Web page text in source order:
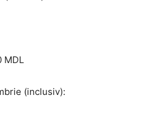
MDL
(inclusiv):